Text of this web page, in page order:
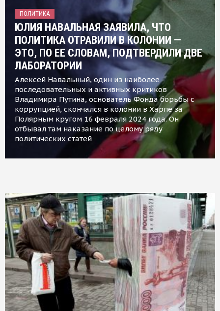
ПОЛИТИКА
ЮЛИЯ НАВАЛЬНАЯ ЗАЯВИЛА, ЧТО
ПОЛИТИКА ОТРАВИЛИ В КОЛОНИИ —
ЭТО, ПО ЕЕ СЛОВАМ, ПОДТВЕРДИЛИ ДВЕ
ЛАБОРАТОРИИ
Алексей Навальный, один из наиболее
последовательных и активных критиков
Владимира Путина, основатель Фонда борьбы с
коррупцией, скончался в колонии в Харпе за
Полярным кругом 16 февраля 2024 года. Он
отбывал там наказание по целому ряду
политических статей